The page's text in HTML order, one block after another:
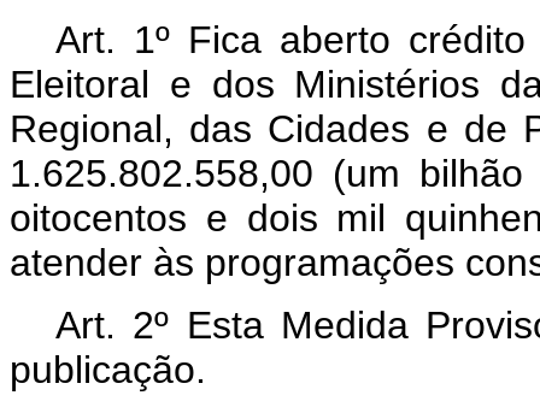
Art. 1º Fica aberto
Eleitoral e dos Ministérios
Regional, das Cidades e de
1.625.802.558,00 (um
oitocentos e dois mil
atender às programações
Art. 2º Esta Medida
publicação.